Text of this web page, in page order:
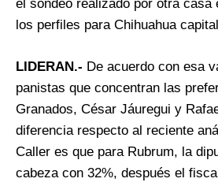
el sondeo realizado por otra casa
los perfiles para Chihuahua
LIDERAN.- De acuerdo con esa
panistas que concentran las
Granados, César Jáuregui y
diferencia respecto al reciente
Caller es que para Rubrum, la
cabeza con 32%, después el